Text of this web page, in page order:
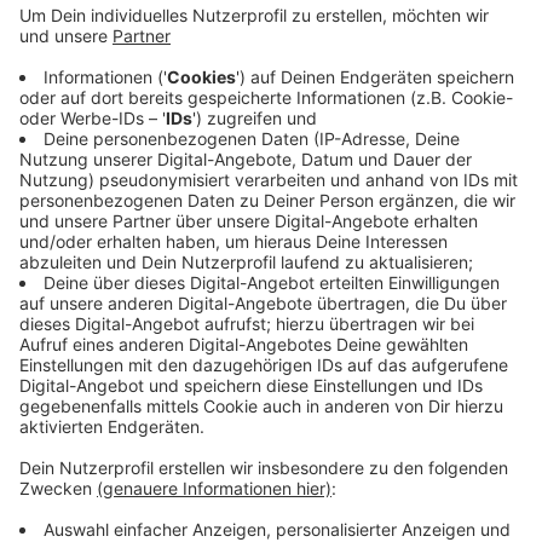
Veröffentlicht:Sonntag, 13.12.2020 09:08
Anzeige
Unter anderem wurden auf den Straßenbahnlinien 706
und 709 Fahrzeiten angepasst, um die
Anschlussverbindungen zu verbessern. Alle Infos gibt
es auf der Rheinbahn-Homepage und der App. Den Link
gibt eshier.
Anzeige